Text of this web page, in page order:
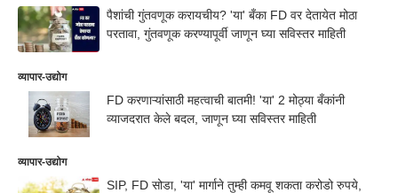
पैशांची गुंतवणूक करायचीय? 'या' बँका FD वर देतायेत मोठा
परतावा, गुंतवणूक करण्यापूर्वी जाणून घ्या सविस्तर माहिती
व्यापार-उद्योग
FD करणाऱ्यांसाठी महत्वाची बातमी! 'या' 2 मोठ्या बँकांनी
व्याजदरात केले बदल, जाणून घ्या सविस्तर माहिती
व्यापार-उद्योग
SIP, FD सोडा, 'या' मार्गाने तुम्ही कमवू शकता करोडो रुपये,